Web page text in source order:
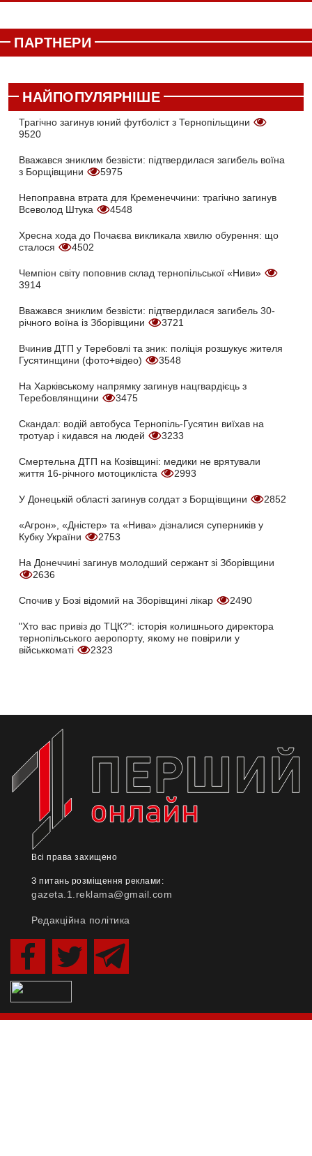
ПАРТНЕРИ
НАЙПОПУЛЯРНІШЕ
Трагічно загинув юний футболіст з Тернопільщини
9520
Вважався зниклим безвісти: підтвердилася загибель воїна
з Борщівщини
5975
Непоправна втрата для Кременеччини: трагічно загинув
Всеволод Штука
4548
Хресна хода до Почаєва викликала хвилю обурення: що
сталося
4502
Чемпіон світу поповнив склад тернопільської «Ниви»
3914
Вважався зниклим безвісти: підтвердилася загибель 30-
річного воїна із Зборівщини
3721
Вчинив ДТП у Теребовлі та зник: поліція розшукує жителя
Гусятинщини (фото+відео)
3548
На Харківському напрямку загинув нацгвардієць з
Теребовлянщини
3475
Скандал: водій автобуса Тернопіль-Гусятин виїхав на
тротуар і кидався на людей
3233
Смертельна ДТП на Козівщині: медики не врятували
життя 16-річного мотоцикліста
2993
У Донецькій області загинув солдат з Борщівщини 2852
«Агрон», «Дністер» та «Нива» дізналися суперників у
Кубку України
2753
На Донеччині загинув молодший сержант зі Зборівщини
2636
Спочив у Бозі відомий на Зборівщині лікар 2490
"Хто вас привіз до ТЦК?": історія колишнього директора
тернопільського аеропорту, якому не повірили у
військкоматі
2323
Всі права захищено
З питань розміщення реклами:
gazeta.1.reklama@gmail.com
Редакційна політика